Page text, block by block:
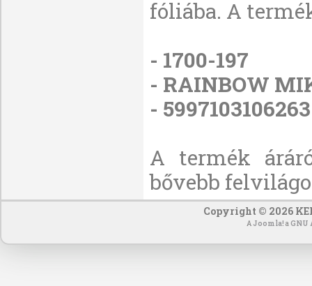
fóliába. A
- 1700-197
- RAINBOW
- 5997103106263
A termék
bővebb
Copyright © 2026
A Joomla! aGNU